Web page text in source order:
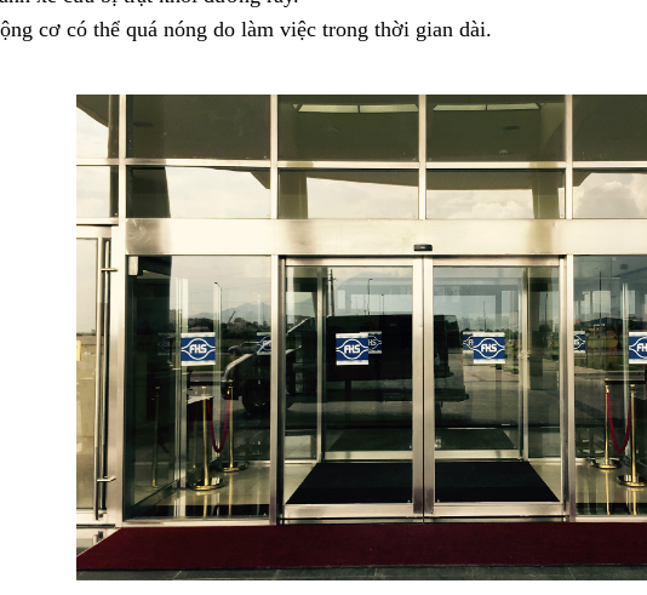
cơ có thể quá nóng do làm việc trong thời gian dài.